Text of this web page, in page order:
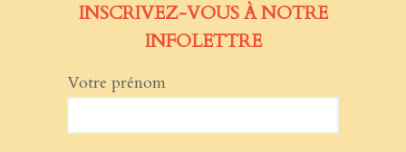
INSCRIVEZ-VOUS À NOTRE
INFOLETTRE
Votre prénom